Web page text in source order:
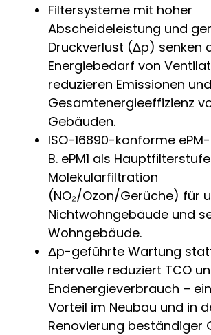
Filtersysteme mit hoher
Abscheideleistung und
Druckverlust (Δp) senken
Energiebedarf von
reduzieren Emissionen
Gesamtenergieeffizienz
Gebäuden.
ISO-16890-konforme
B. ePM1 als
Molekularfiltration
(NO₂/Ozon/Gerüche) für
Nichtwohngebäude und
Wohngebäude.
Δp-geführte Wartung
Intervalle reduziert TCO
Endenergieverbrauch –
Vorteil im Neubau und in
Renovierung beständiger